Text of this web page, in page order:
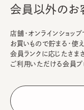
会員以外のお
店舗・オンラインショップ
お買いもので貯まる・使
会員ランクに応じたさま
ご利用いただける会員プ